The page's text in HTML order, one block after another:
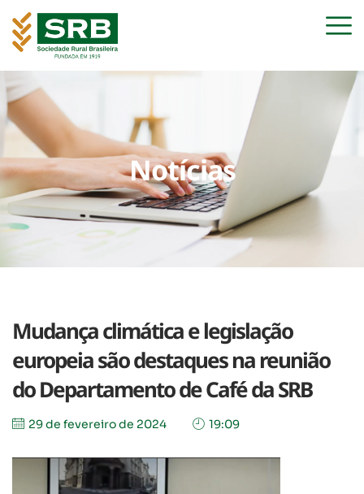
Notícias
Mudança climática e legislação
europeia são destaques na reunião
do Departamento de Café da SRB
29 de fevereiro de 2024 19:09